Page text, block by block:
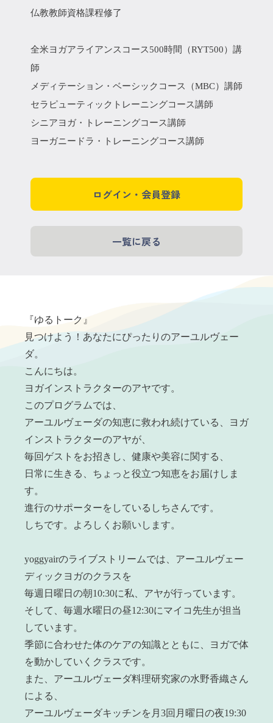
仏教教師資格課程修了
全米ヨガアライアンスコース500時間（RYT500）講
師
メディテーション・ベーシックコース（MBC）講師
セラピューティックトレーニングコース講師
シニアヨガ・トレーニングコース講師
ヨーガニードラ・トレーニングコース講師
ログイン・会員登録
一覧に戻る
『ゆるトーク』
見つけよう！あなたにぴったりのアーユルヴェー
ダ。
こんにちは。
ヨガインストラクターのアヤです。
このプログラムでは、
アーユルヴェーダの知恵に救われ続けている、ヨガ
インストラクターのアヤが、
毎回ゲストをお招きし、健康や美容に関する、
日常に生きる、ちょっと役立つ知恵をお届けしま
す。
進行のサポーターをしているしちさんです。
しちです。よろしくお願いします。
yoggyairのライブストリームでは、アーユルヴェー
ディックヨガのクラスを
毎週日曜日の朝10:30に私、アヤが行っています。
そして、毎週水曜日の昼12:30にマイコ先生が担当
しています。
季節に合わせた体のケアの知識とともに、ヨガで体
を動かしていくクラスです。
また、アーユルヴェーダ料理研究家の水野香織さん
による、
アーユルヴェーダキッチンを月3回月曜日の夜19:30